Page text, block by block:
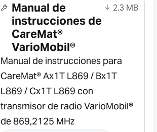
Manual de
instrucciones de
CareMat®
VarioMobil®
2.3 MB
Manual de instrucciones para
CareMat® Ax1T L869 / Bx1T
L869 / Cx1T L869 con
transmisor de radio VarioMobil®
de 869,2125 MHz